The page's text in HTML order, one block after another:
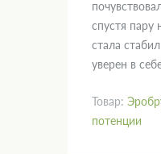
спустя пару
стала
уверен в
Товар:
потенции